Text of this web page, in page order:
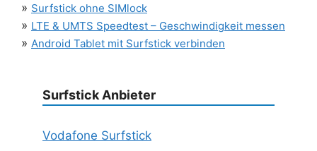
» Surfstick ohne SIMlock
» LTE & UMTS Speedtest – Geschwindigkeit messen
» Android Tablet mit Surfstick verbinden
Surfstick Anbieter
Vodafone Surfstick